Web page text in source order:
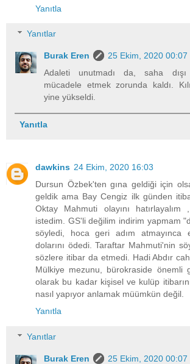
Yanıtla
Yanıtlar
Burak Eren
25 Ekim, 2020 00:07
Adaleti unutmadı da, saha
mücadele etmek zorunda kaldı.
yine yükseldi.
Yanıtla
dawkins 24 Ekim, 2020 16:03
Dursun Özbek'ten gına geldiği için
geldik ama Bay Cengiz ilk günden
Oktay Mahmuti olayını hatırlayalım
istedim. GS'li değilim indirim yapmam
söyledi, hoca geri adım atmayınca
dolarını ödedi. Taraftar Mahmuti'nin
sözlere itibar da etmedi. Hadi Abdır
Mülkiye mezunu, bürokraside önemli
olarak bu kadar kişisel ve kulüp
nasıl yapıyor anlamak müümkün değil.
Yanıtla
Yanıtlar
Burak Eren
25 Ekim, 2020 00:07